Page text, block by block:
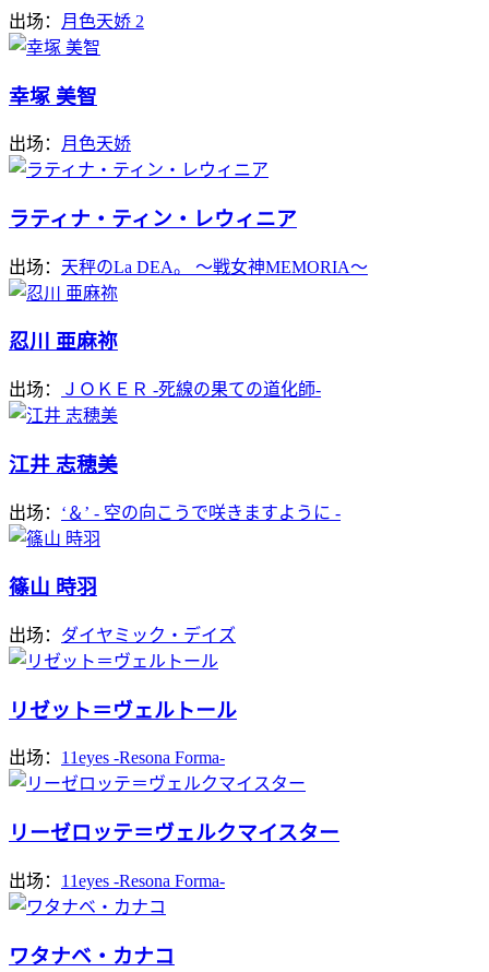
出场： 月色天娇 2
幸塚 美智
出场： 月色天娇
ラティナ・ティン・レウィニア
出场： 天秤のLa DEA。 ～戦女神MEMORIA～
忍川 亜麻祢
出场： ＪＯＫＥＲ -死線の果ての道化師-
江井 志穂美
出场： ‘＆’ - 空の向こうで咲きますように -
篠山 時羽
出场： ダイヤミック・デイズ
リゼット＝ヴェルトール
出场： 11eyes -Resona Forma-
リーゼロッテ＝ヴェルクマイスター
出场： 11eyes -Resona Forma-
ワタナベ・カナコ